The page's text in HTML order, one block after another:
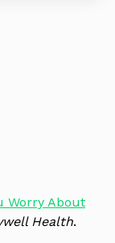
Worry About
Health.